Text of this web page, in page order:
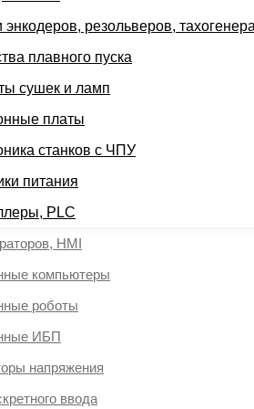
энкодеров, резольверов,
плавного пуска
сушек и ламп
платы
станков с ЧПУ
питания
PLC
HMI
компьютеры
роботы
ИБП
напряжения
ввода